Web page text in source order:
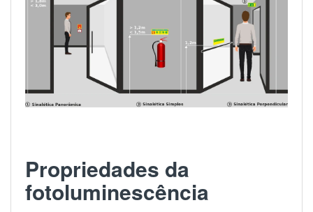
Propriedades da
fotoluminescência